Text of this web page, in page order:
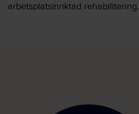
arbetsplatsinriktad rehabilitering.